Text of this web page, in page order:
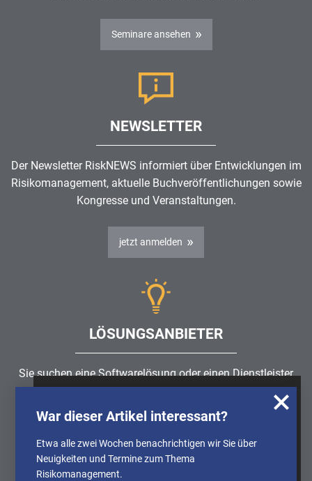
Informationen über die Nutzung unserer
Webseite zu erhalten und unser Angebot so
stetig verbessern zu können. Weitere
Informationen finden Sie in unserer
Seminare ansehen
NEWSLETTER
Der Newsletter RiskNEWS informiert über Entwicklungen im
Risikomanagement, aktuelle Buchveröffentlichungen sowie
Kongresse und Veranstaltungen.
jetzt anmelden
LÖSUNGSANBIETER
Sie suchen eine Softwarelösung oder einen Dienstleister
rund um die ThemenRisikomanagement,GRC, IKS oder
ISMS?
Partner finden
War dieser Artikel interessant?
Etwa alle zwei Wochen benachrichtigen wir Sie über
Neuigkeiten und Termine zum Thema
Risikomanagement.